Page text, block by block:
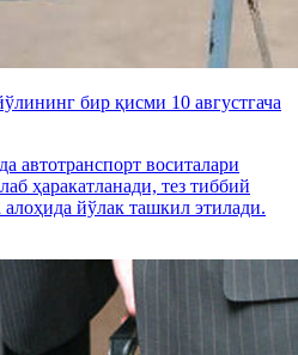
бир қисми 10 августгача
автотранспорт воситалари
ҳаракатланади, тез тиббий
йўлак ташкил этилади.